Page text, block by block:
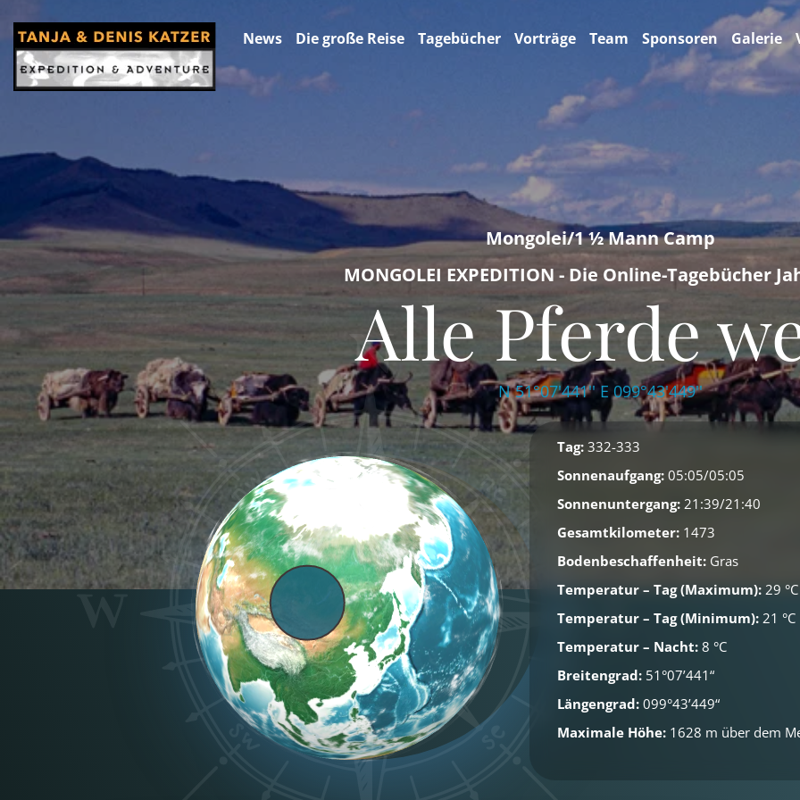
News Die große Reise Tagebücher Vorträge Team Sponsoren Galerie
Mongolei/1 ½ Mann Camp
MONGOLEI EXPEDITION - Die Online-Tagebücher
Alle Pferde
N 51°07'441'' E 099°43'449''
Tag: 332-333
Sonnenaufgang: 05:05/05:05
Sonnenuntergang: 21:39/21:40
Gesamtkilometer: 1473
Bodenbeschaffenheit: Gras
Temperatur – Tag (Maximum): 29 °C
Temperatur – Tag (Minimum): 21 °C
Temperatur – Nacht: 8 °C
Breitengrad: 51°07’441“
Längengrad: 099°43’449“
Maximale Höhe: 1628 m über dem